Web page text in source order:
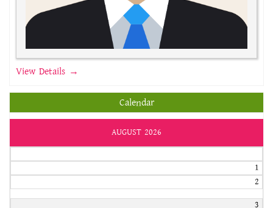
View Details →
Calendar
AUGUST 2026
1
2
3